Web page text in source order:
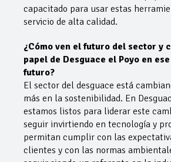
capacitado para usar estas
servicio de alta calidad.
¿Cómo ven el futuro del sector y
papel de Desguace el Poyo en ese
futuro?
El sector del desguace está
más en la sostenibilidad. En
estamos listos para liderar este
seguir invirtiendo en tecnología y
permitan cumplir con las
clientes y con las normas